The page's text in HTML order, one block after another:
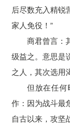
后尽数充入精锐
家人免役！”
商君曾言：
级益之。意思是
之人，其次选用
但放在任何
作：因为战斗最
自古以来，攻坚